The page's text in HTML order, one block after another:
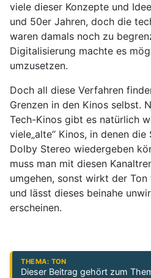
viele dieser Konzepte und
und 50er Jahren, doch die
waren damals noch zu
Digitalisierung machte es
umzusetzen.
Doch all diese Verfahren
Grenzen in den Kinos selbst.
Tech-Kinos gibt es natürlich
viele„alte“ Kinos, in denen
Dolby Stereo wiedergeben
muss man mit diesen
umgehen, sonst wirkt der
und lässt dieses beinahe
erscheinen.
THEMA: TON
Dieser Beitrag gehört zum